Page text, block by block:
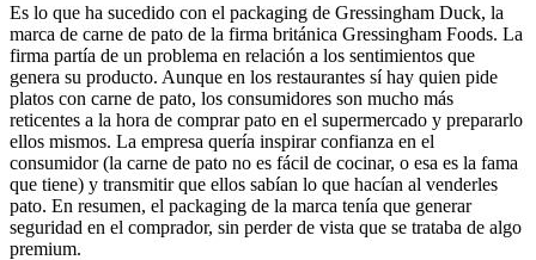
Es lo que ha sucedido con el packaging de Gressingham Duck, la
marca de carne de pato de la firma británica Gressingham Foods. La
firma partía de un problema en relación a los sentimientos que
genera su producto. Aunque en los restaurantes sí hay quien pide
platos con carne de pato, los consumidores son mucho más
reticentes a la hora de comprar pato en el supermercado y prepararlo
ellos mismos. La empresa quería inspirar confianza en el
consumidor (la carne de pato no es fácil de cocinar, o esa es la fama
que tiene) y transmitir que ellos sabían lo que hacían al venderles
pato. En resumen, el packaging de la marca tenía que generar
seguridad en el comprador, sin perder de vista que se trataba de algo
premium.